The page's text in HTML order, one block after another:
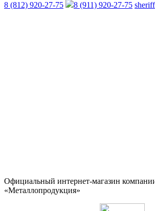
8 (812) 920-27-75 8 (911) 920-27-75
Официальный интернет-магазин
«Металлопродукция»